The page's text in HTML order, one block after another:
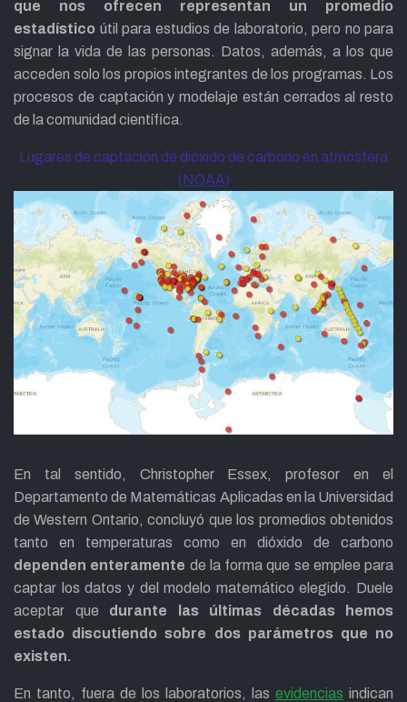
que nos ofrecen representan un promedio
estadístico útil para estudios de laboratorio, pero no para
signar la vida de las personas. Datos, además, a los que
acceden solo los propios integrantes de los programas. Los
procesos de captación y modelaje están cerrados al resto
de la comunidad científica.
Lugares de captación de dióxido de carbono en atmósfera
(NOAA)
En tal sentido, Christopher Essex, profesor en el
Departamento de Matemáticas Aplicadas en la Universidad
de Western Ontario, concluyó que los promedios obtenidos
tanto en temperaturas como en dióxido de carbono
dependen enteramente de la forma que se emplee para
captar los datos y del modelo matemático elegido. Duele
aceptar que durante las últimas décadas hemos
estado discutiendo sobre dos parámetros que no
existen.
En tanto, fuera de los laboratorios, las evidencias indican